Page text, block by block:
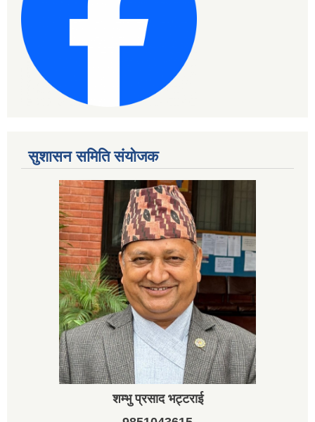
सुशासन समिति संयोजक
शम्भु प्रसाद भट्टराई